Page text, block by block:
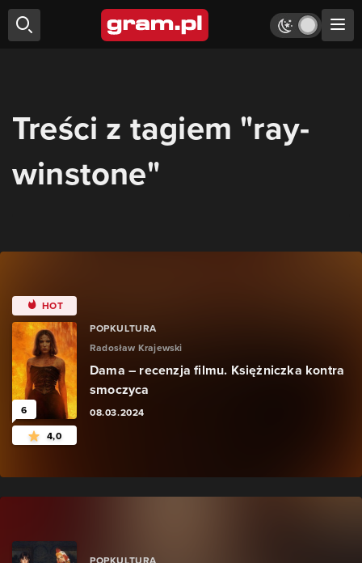
Treści z tagiem "ray-
winstone"
HOT
6
4,0
POPKULTURA
Radosław Krajewski
Dama – recenzja filmu. Księżniczka kontra
smoczyca
08.03.2024
POPKULTURA